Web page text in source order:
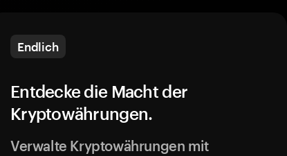
Endlich
Entdecke die Macht der
Kryptowährungen.
Verwalte Kryptowährungen mit